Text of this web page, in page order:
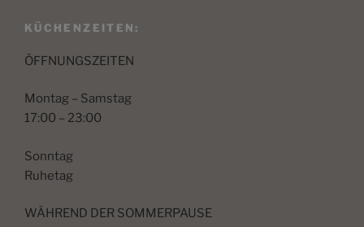
KÜCHENZEITEN:
ÖFFNUNGSZEITEN
Montag – Samstag
17:00 – 23:00
Sonntag
Ruhetag
WÄHREND DER SOMMERPAUSE